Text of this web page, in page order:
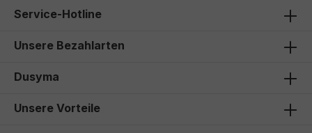
Service-Hotline
Unsere Bezahlarten
Dusyma
Unsere Vorteile